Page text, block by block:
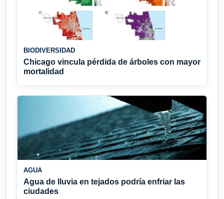
BIODIVERSIDAD
Chicago vincula pérdida de árboles con mayor
mortalidad
AGUA
Agua de lluvia en tejados podría enfriar las
ciudades